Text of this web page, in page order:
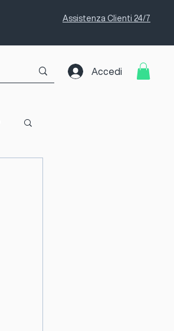
Assistenza Clienti 24/7
Accedi